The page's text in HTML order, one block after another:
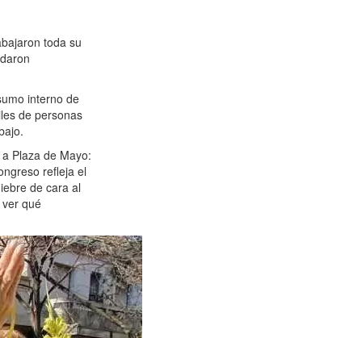
toda su
interno de
de personas
Plaza de Mayo:
refleja el
de cara al
qué